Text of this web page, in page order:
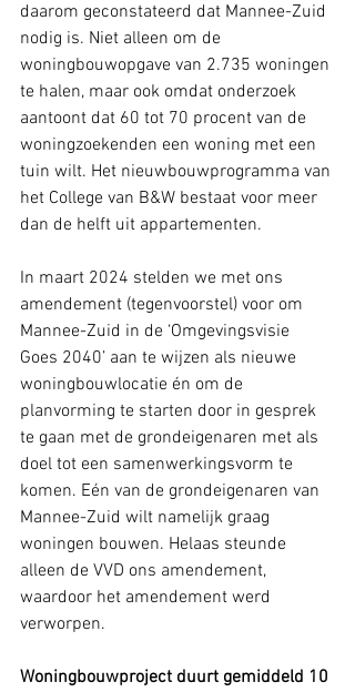
daarom geconstateerd dat Mannee-Zuid
nodig is. Niet alleen om de
woningbouwopgave van 2.735 woningen
te halen, maar ook omdat onderzoek
aantoont dat 60 tot 70 procent van de
woningzoekenden een woning met een
tuin wilt. Het nieuwbouwprogramma van
het College van B&W bestaat voor meer
dan de helft uit appartementen.
In maart 2024 stelden we met ons
amendement (tegenvoorstel) voor om
Mannee-Zuid in de ‘Omgevingsvisie
Goes 2040’ aan te wijzen als nieuwe
woningbouwlocatie én om de
planvorming te starten door in gesprek
te gaan met de grondeigenaren met als
doel tot een samenwerkingsvorm te
komen. Eén van de grondeigenaren van
Mannee-Zuid wilt namelijk graag
woningen bouwen. Helaas steunde
alleen de VVD ons amendement,
waardoor het amendement werd
verworpen.
Woningbouwproject duurt gemiddeld 10